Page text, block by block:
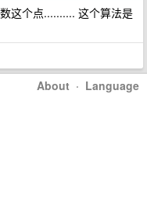
这个点.......... 这个算法是
About · Language